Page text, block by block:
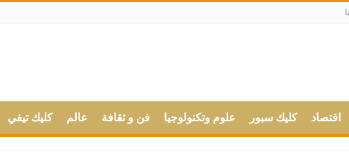
اقتصاد كليك سبور علوم وتكنولوجيا فن و ثقافة عالم كليك تيفي